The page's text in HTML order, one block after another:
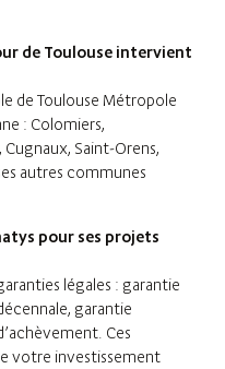
de Toulouse intervient
de Toulouse Métropole
: Colomiers,
Saint-Orens,
autres communes
pour ses projets
légales : garantie
garantie
Ces
votre investissement